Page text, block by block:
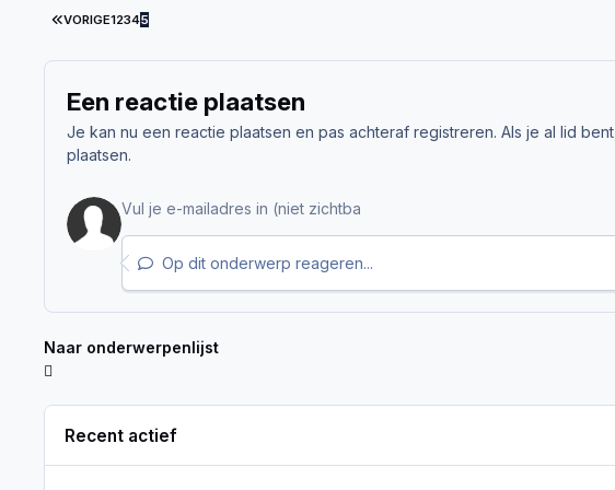
EERSTE PAGINA
VORIGE12345
Een reactie plaatsen
Je kan nu een reactie plaatsen en pas achteraf registreren. Als je al lid bent,
plaatsen.
Op dit onderwerp reageren...
Naar onderwerpenlijst
Recent actief